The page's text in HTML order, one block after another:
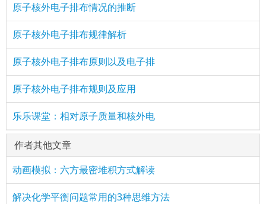
原子核外电子排布情况的推断
原子核外电子排布规律解析
原子核外电子排布原则以及电子排
原子核外电子排布规则及应用
乐乐课堂：相对原子质量和核外电
作者其他文章
动画模拟：六方最密堆积方式解读
解决化学平衡问题常用的3种思维方法